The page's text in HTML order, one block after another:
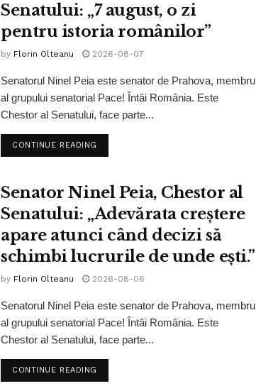
Senatului: „7 august, o zi
pentru istoria românilor”
by Florin Olteanu 2026-08-07
Senatorul Ninel Peia este senator de Prahova, membru
al grupului senatorial Pace! Întâi România. Este
Chestor al Senatului, face parte...
CONTINUE READING
Senator Ninel Peia, Chestor al
Senatului: „Adevărata creștere
apare atunci când decizi să
schimbi lucrurile de unde ești.”
by Florin Olteanu 2026-08-06
Senatorul Ninel Peia este senator de Prahova, membru
al grupului senatorial Pace! Întâi România. Este
Chestor al Senatului, face parte...
CONTINUE READING